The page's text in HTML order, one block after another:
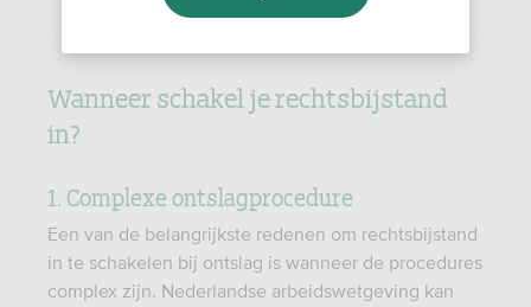
Wanneer schakel je rechtsbijstand
in?
1. Complexe ontslagprocedure
Een van de belangrijkste redenen om rechtsbijstand
in te schakelen bij ontslag is wanneer de procedures
complex zijn. Nederlandse arbeidswetgeving kan